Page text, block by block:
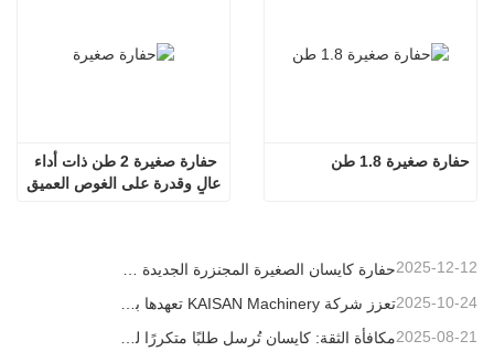
عالٍ وقدرة على الغوص العميق
حفارة صغيرة 1.8 طن
2025-12-12
2025-10-24
2025-08-21